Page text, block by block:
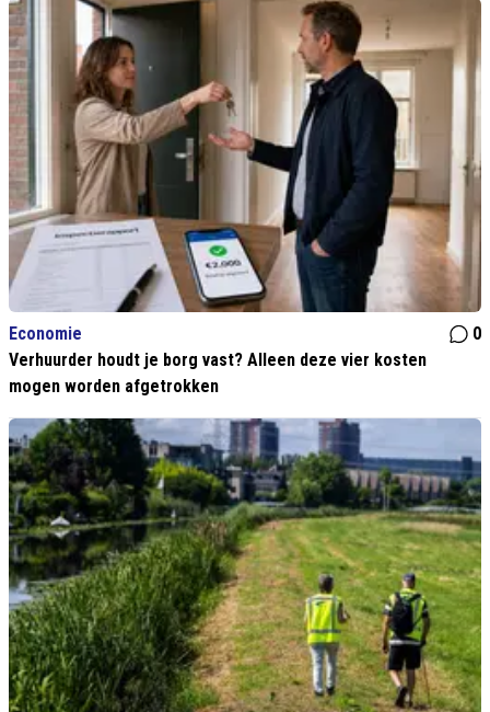
Economie
0
Verhuurder houdt je borg vast? Alleen deze vier kosten
mogen worden afgetrokken